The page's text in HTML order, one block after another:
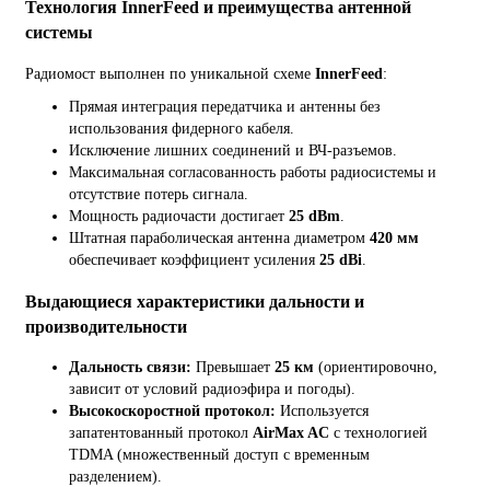
Технология InnerFeed и преимущества антенной
системы
Радиомост выполнен по уникальной схеме InnerFeed:
Прямая интеграция передатчика и антенны без
использования фидерного кабеля.
Исключение лишних соединений и ВЧ-разъемов.
Максимальная согласованность работы радиосистемы и
отсутствие потерь сигнала.
Мощность радиочасти достигает 25 dBm
Штатная параболическая антенна диаметром 420 мм
обеспечивает коэффициент усиления 25 dBi
Выдающиеся характеристики дальности и
производительности
Дальность связи: Превышает 25 км (ориентировочно,
зависит от условий радиоэфира и погоды).
Высокоскоростной протокол: Используется
запатентованный протокол AirMax AC с технологией
TDMA (множественный доступ с временным
разделением).